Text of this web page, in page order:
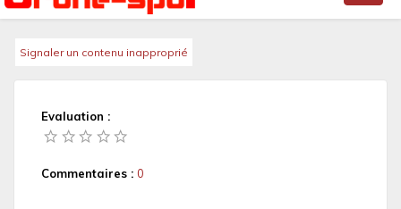
Signaler un contenu inapproprié
Evaluation :
Commentaires : 0